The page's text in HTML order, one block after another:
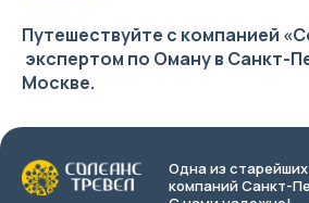
Путешествуйте с компанией
экспертом по Оману в Санкт-
Москве.
Одна из
компаний Санкт-